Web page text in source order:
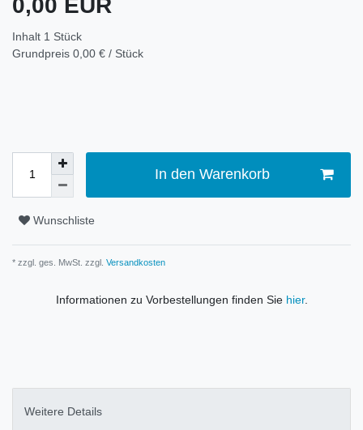
Inhalt 1 Stück
Grundpreis 0,00 € / Stück
In den Warenkorb
Wunschliste
* zzgl. ges. MwSt. zzgl. Versandkosten
Informationen zu Vorbestellungen finden Sie hier.
Weitere Details